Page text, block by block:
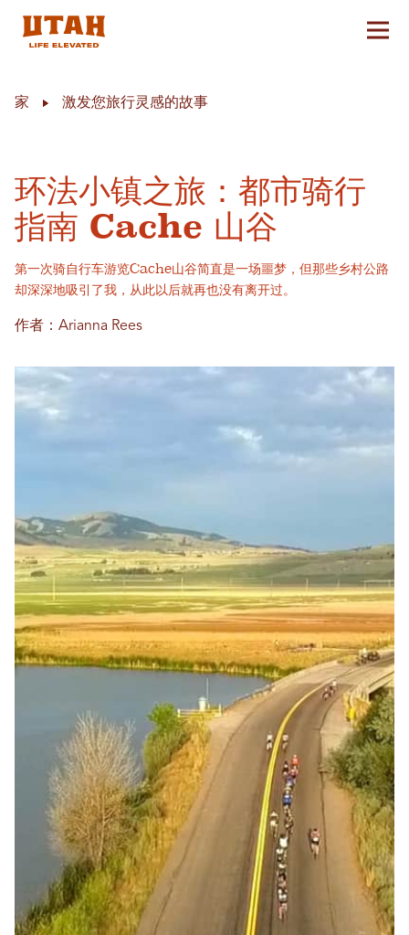
切换
家 激发您旅行灵感的故事
环法小镇之旅：都市骑行
指南 Cache 山谷
第一次骑自行车游览Cache山谷简直是一场噩梦，但那些乡村公路
却深深地吸引了我，从此以后就再也没有离开过。
作者：Arianna Rees